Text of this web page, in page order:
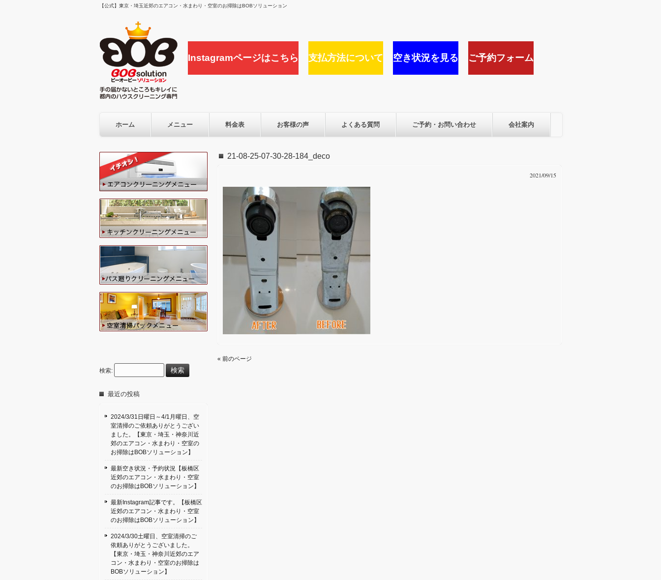
【公式】東京・埼玉近郊のエアコン・水まわり・空室のお掃除はBOBソリューション
ご予約フォーム
空き状況を見る
支払方法について
Instagramページはこちら
ホーム メニュー 料金表 お客様の声 よくある質問 ご予約・お問い合わせ 会社案内
21-08-25-07-30-28-184_deco
2021/09/15
« 前のページ
検索:
最近の投稿
2024/3/31日曜日～4/1月曜日、空
室清掃のご依頼ありがとうござい
ました。【東京・埼玉・神奈川近
郊のエアコン・水まわり・空室の
お掃除はBOBソリューション】
最新空き状況・予約状況【板橋区
近郊のエアコン・水まわり・空室
のお掃除はBOBソリューション】
最新Instagram記事です。【板橋区
近郊のエアコン・水まわり・空室
のお掃除はBOBソリューション】
2024/3/30土曜日、空室清掃のご
依頼ありがとうございました。
【東京・埼玉・神奈川近郊のエア
コン・水まわり・空室のお掃除は
BOBソリューション】